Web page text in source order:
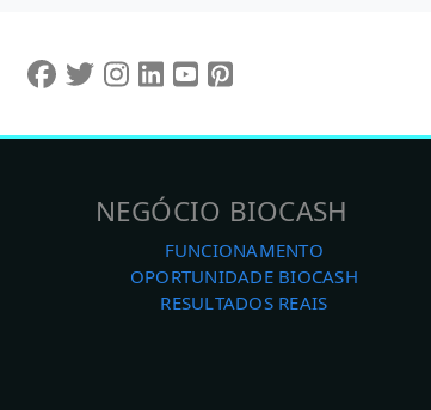
NEGÓCIO BIOCASH
FUNCIONAMENTO
OPORTUNIDADE BIOCASH
RESULTADOS REAIS